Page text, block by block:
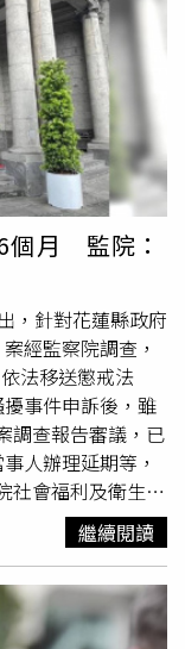
並以親民為傲，
維安疏漏引發外
（Carlos
全問題更加敏
觸屬性騷擾罪，
已被捕，但官方尚
即使是女性總統
這類暴力。女權 律
此案凸顯「人民
能輕易接近總
若該男子攜帶武
哥對性別暴力的
檢討。
個月 監院：
，針對花蓮縣政府
經監察院調查，
法移送懲戒法
事件申訴後，雖
調查報告審議，已
人辦理延期等，
社會福利及衛生環
報告，並函請花蓮
豐國民小學前校長
均為花蓮縣政府任
年11月21日至某
教育訓練中心。監
繼續閱讀